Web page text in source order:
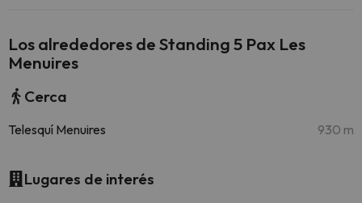
Los alrededores de Standing 5 Pax Les
Menuires
Cerca
Telesquí Menuires 930 m
Lugares de interés